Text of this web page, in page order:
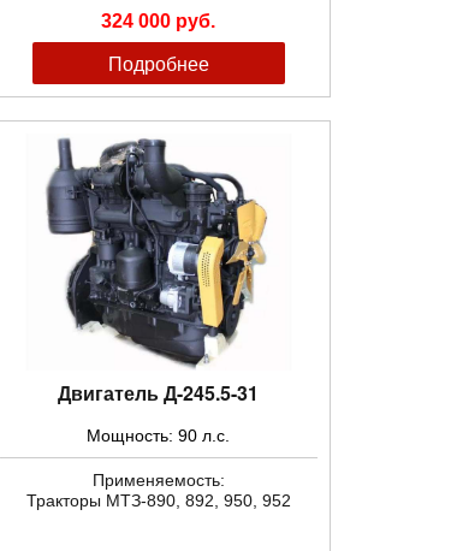
324 000 руб.
Подробнее
Двигатель Д-245.5-31
Мощность: 90 л.с.
Применяемость:
Тракторы МТЗ-890, 892, 950, 952